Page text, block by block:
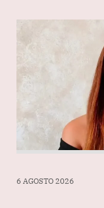
6 AGOSTO 2026